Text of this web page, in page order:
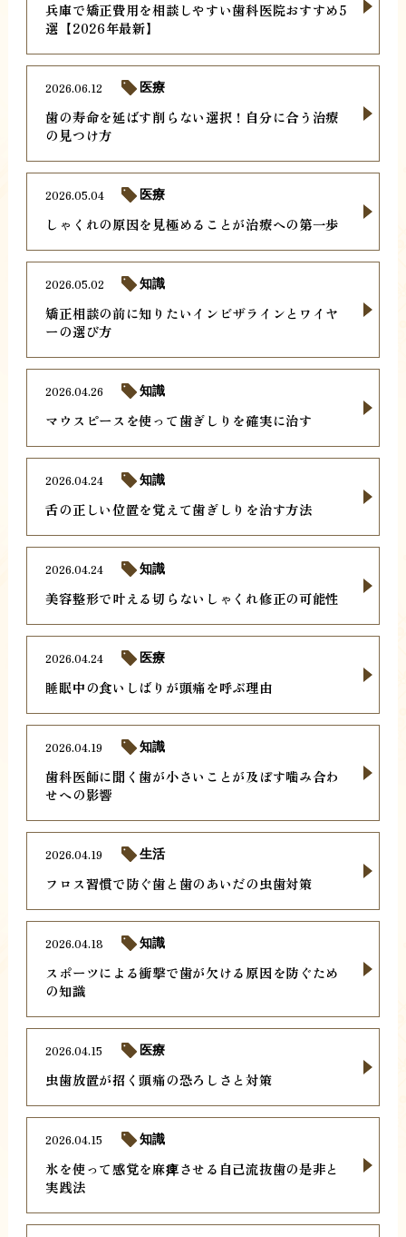
兵庫で矯正費用を相談しやすい歯科医院おすすめ5
選【2026年最新】
歯の寿命を延ばす削らない選択！自分に合う治療
の見つけ方
2026.06.12 医療
しゃくれの原因を見極めることが治療への第一歩
2026.05.04 医療
矯正相談の前に知りたいインビザラインとワイヤ
ーの選び方
2026.05.02 知識
マウスピースを使って歯ぎしりを確実に治す
2026.04.26 知識
舌の正しい位置を覚えて歯ぎしりを治す方法
2026.04.24 知識
美容整形で叶える切らないしゃくれ修正の可能性
2026.04.24 知識
睡眠中の食いしばりが頭痛を呼ぶ理由
2026.04.24 医療
歯科医師に聞く歯が小さいことが及ぼす噛み合わ
せへの影響
2026.04.19 知識
フロス習慣で防ぐ歯と歯のあいだの虫歯対策
2026.04.19 生活
スポーツによる衝撃で歯が欠ける原因を防ぐため
の知識
2026.04.18 知識
虫歯放置が招く頭痛の恐ろしさと対策
2026.04.15 医療
氷を使って感覚を麻痺させる自己流抜歯の是非と
実践法
2026.04.15 知識